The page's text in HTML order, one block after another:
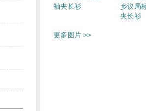
袖夹长衫
乡议局
夹长衫
更多图片 >>